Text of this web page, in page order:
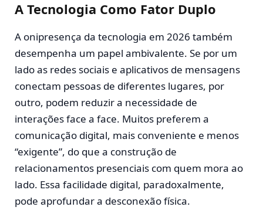
A Tecnologia Como Fator Duplo
A onipresença da tecnologia em 2026 também
desempenha um papel ambivalente. Se por um
lado as redes sociais e aplicativos de mensagens
conectam pessoas de diferentes lugares, por
outro, podem reduzir a necessidade de
interações face a face. Muitos preferem a
comunicação digital, mais conveniente e menos
“exigente”, do que a construção de
relacionamentos presenciais com quem mora ao
lado. Essa facilidade digital, paradoxalmente,
pode aprofundar a desconexão física.